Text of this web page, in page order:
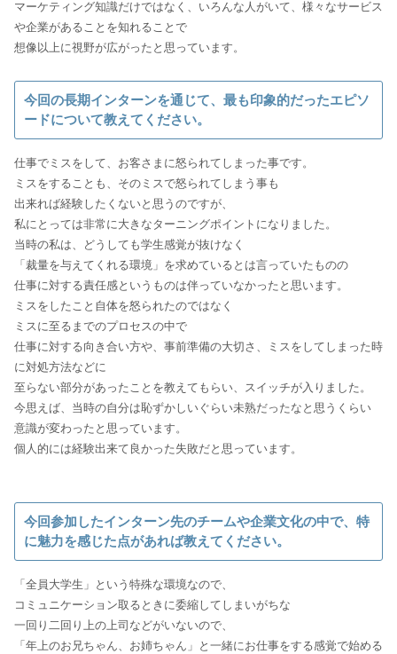
マーケティング知識だけではなく、いろんな人がいて、様々なサービス
や企業があることを知れることで
想像以上に視野が広がったと思っています。
今回の長期インターンを通じて、最も印象的だったエピソ
ードについて教えてください。
仕事でミスをして、お客さまに怒られてしまった事です。
ミスをすることも、そのミスで怒られてしまう事も
出来れば経験したくないと思うのですが、
私にとっては非常に大きなターニングポイントになりました。
当時の私は、どうしても学生感覚が抜けなく
「裁量を与えてくれる環境」を求めているとは言っていたものの
仕事に対する責任感というものは伴っていなかったと思います。
ミスをしたこと自体を怒られたのではなく
ミスに至るまでのプロセスの中で
仕事に対する向き合い方や、事前準備の大切さ、ミスをしてしまった時
に対処方法などに
至らない部分があったことを教えてもらい、スイッチが入りました。
今思えば、当時の自分は恥ずかしいぐらい未熟だったなと思うくらい
意識が変わったと思っています。
個人的には経験出来て良かった失敗だと思っています。
今回参加したインターン先のチームや企業文化の中で、特
に魅力を感じた点があれば教えてください。
「全員大学生」という特殊な環境なので、
コミュニケーション取るときに委縮してしまいがちな
一回り二回り上の上司などがいないので、
「年上のお兄ちゃん、お姉ちゃん」と一緒にお仕事をする感覚で始める